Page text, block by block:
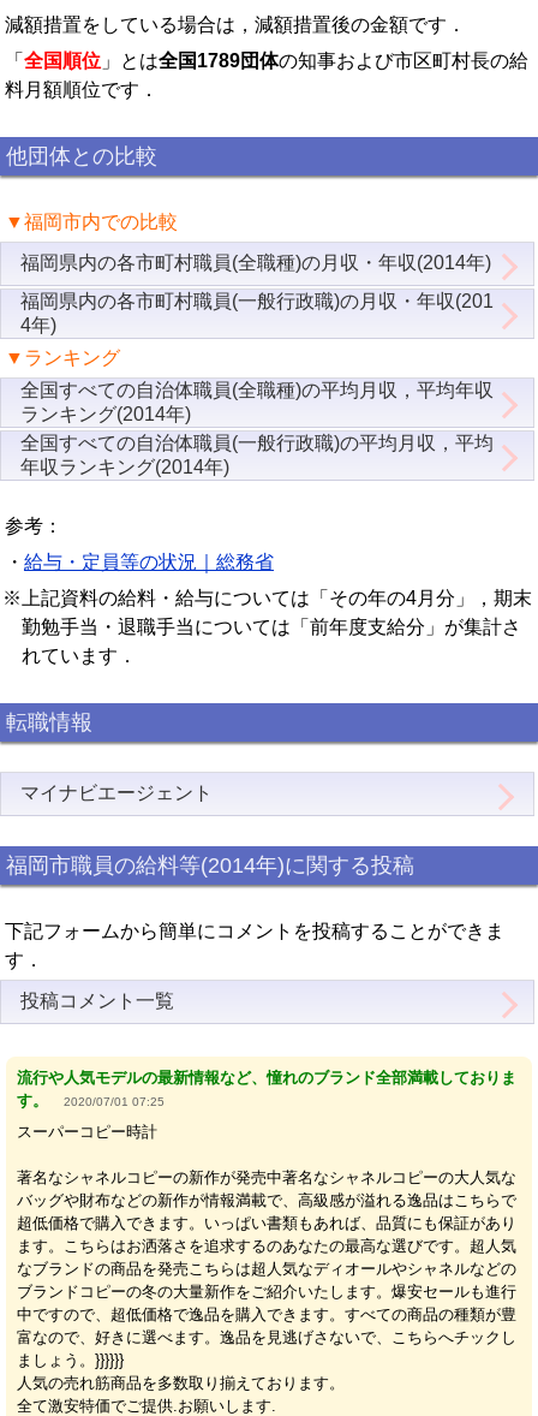
減額措置をしている場合は，減額措置後の金額です．
「 全国順位 」とは全国1789団体の知事および市区町村長の給
料月額順位です．
他団体との比較
▼福岡市内での比較
福岡県内の各市町村職員(全職種)の月収・年収(2014年)
福岡県内の各市町村職員(一般行政職)の月収・年収(201
4年)
▼ランキング
全国すべての自治体職員(全職種)の平均月収，平均年収
ランキング(2014年)
全国すべての自治体職員(一般行政職)の平均月収，平均
年収ランキング(2014年)
参考：
・ 給与・定員等の状況｜総務省
※上記資料の給料・給与については「その年の4月分」，期末
勤勉手当・退職手当については「前年度支給分」が集計さ
れています．
転職情報
マイナビエージェント
福岡市職員の給料等(2014年)に関する投稿
下記フォームから簡単にコメントを投稿することができま
す．
投稿コメント一覧
流行や人気モデルの最新情報など、憧れのブランド全部満載しておりま
す。
2020/07/01 07:25
スーパーコピー時計
著名なシャネルコピーの新作が発売中著名なシャネルコピーの大人気な
バッグや財布などの新作が情報満載で、高級感が溢れる逸品はこちらで
超低価格で購入できます。いっぱい書類もあれば、品質にも保証があり
ます。こちらはお洒落さを追求するのあなたの最高な選びです。超人気
なブランドの商品を発売こちらは超人気なディオールやシャネルなどの
ブランドコピーの冬の大量新作をご紹介いたします。爆安セールも進行
中ですので、超低価格で逸品を購入できます。すべての商品の種類が豊
富なので、好きに選べます。逸品を見逃げさないで、こちらへチックし
ましょう。}}}}}}
人気の売れ筋商品を多数取り揃えております。
全て激安特価でご提供.お願いします.